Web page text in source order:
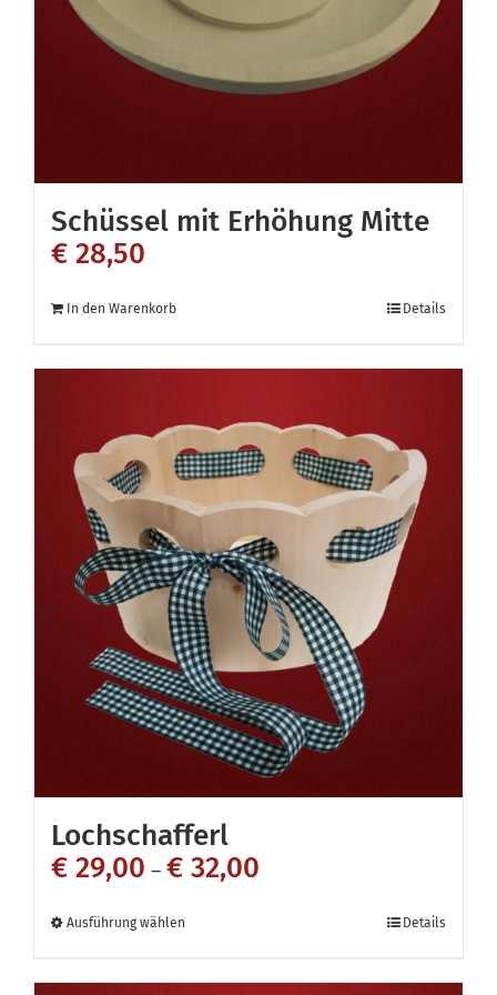
auf
Produktseite
Schüssel mit Erhöhung Mitte
€ 28,50
In den Warenkorb Details
Lochschafferl
€ 29,00 – € 32,00
Ausführung wählen Details